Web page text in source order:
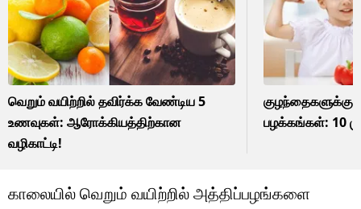
வெறும் வயிற்றில் தவிர்க்க வேண்டிய 5
உணவுகள்: ஆரோக்கியத்திற்கான
வழிகாட்டி!
பழக்கங்கள்: 10
காலையில் வெறும் வயிற்றில் அத்திப்பழங்களை